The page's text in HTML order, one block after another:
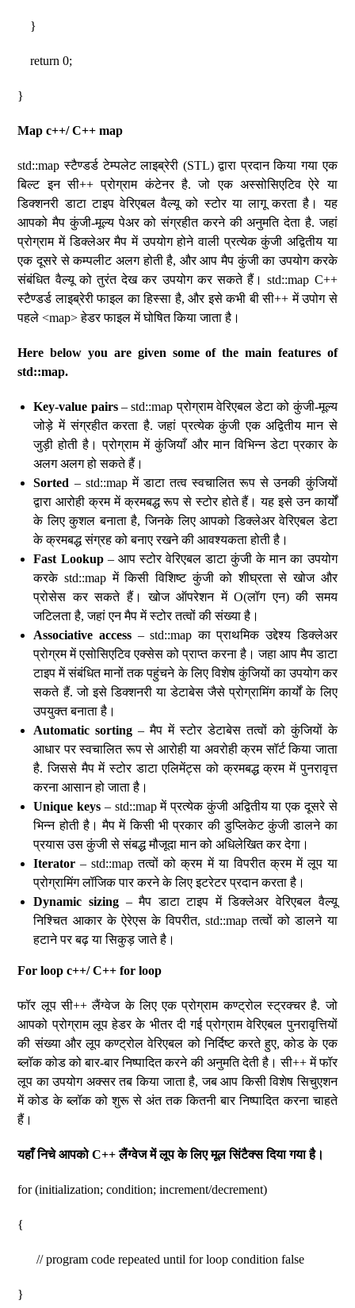
}
return 0;
}
Map c++/ C++ map
std::map स्टैण्डर्ड टेम्पलेट लाइब्रेरी (STL) द्वारा प्रदान किया गया एक
बिल्ट इन सी++ प्रोग्राम कंटेनर है. जो एक अस्सोसिएटिव ऐरे या
डिक्शनरी डाटा टाइप वेरिएबल वैल्यू को स्टोर या लागू करता है। यह
आपको मैप कुंजी-मूल्य पेअर को संग्रहीत करने की अनुमति देता है. जहां
प्रोग्राम में डिक्लेअर मैप में उपयोग होने वाली प्रत्येक कुंजी अद्वितीय या
एक दूसरे से कम्पलीट अलग होती है, और आप मैप कुंजी का उपयोग करके
संबंधित वैल्यू को तुरंत देख कर उपयोग कर सकते हैं। std::map C++
स्टैण्डर्ड लाइब्रेरी फाइल का हिस्सा है, और इसे कभी बी सी++ में उपोग से
पहले <map> हेडर फाइल में घोषित किया जाता है।
Here below you are given some of the main features of
std::map.
Key-value pairs– std::map प्रोग्राम वेरिएबल डेटा को कुंजी-मूल्य
जोड़े में संग्रहीत करता है. जहां प्रत्येक कुंजी एक अद्वितीय मान से
जुड़ी होती है। प्रोग्राम में कुंजियाँ और मान विभिन्न डेटा प्रकार के
अलग अलग हो सकते हैं।
Sorted – std::map में डाटा तत्व स्वचालित रूप से उनकी कुंजियों
द्वारा आरोही क्रम में क्रमबद्ध रूप से स्टोर होते हैं। यह इसे उन कार्यों
के लिए कुशल बनाता है, जिनके लिए आपको डिक्लेअर वेरिएबल डेटा
के क्रमबद्ध संग्रह को बनाए रखने की आवश्यकता होती है।
Fast Lookup– आप स्टोर वेरिएबल डाटा कुंजी के मान का उपयोग
करके std::map में किसी विशिष्ट कुंजी को शीघ्रता से खोज और
प्रोसेस कर सकते हैं। खोज ऑपरेशन में O(लॉग एन) की समय
जटिलता है, जहां एन मैप में स्टोर तत्वों की संख्या है।
Associative access – std::map का प्राथमिक उद्देश्य डिक्लेअर
प्रोग्रम में एसोसिएटिव एक्सेस को प्राप्त करना है। जहा आप मैप डाटा
टाइप में संबंधित मानों तक पहुंचने के लिए विशेष कुंजियों का उपयोग कर
सकते हैं. जो इसे डिक्शनरी या डेटाबेस जैसे प्रोग्रामिंग कार्यों के लिए
उपयुक्त बनाता है।
Automatic sorting – मैप में स्टोर डेटाबेस तत्वों को कुंजियों के
आधार पर स्वचालित रूप से आरोही या अवरोही क्रम सॉर्ट किया जाता
है. जिससे मैप में स्टोर डाटा एलिमेंट्स को क्रमबद्ध क्रम में पुनरावृत्त
करना आसान हो जाता है।
Unique keys – std::map में प्रत्येक कुंजी अद्वितीय या एक दूसरे से
भिन्न होती है। मैप में किसी भी प्रकार की डुप्लिकेट कुंजी डालने का
प्रयास उस कुंजी से संबद्ध मौजूदा मान को अधिलेखित कर देगा।
Iterator – std::map तत्वों को क्रम में या विपरीत क्रम में लूप या
प्रोग्रामिंग लॉजिक पार करने के लिए इटरेटर प्रदान करता है।
Dynamic sizing– मैप डाटा टाइप में डिक्लेअर वेरिएबल वैल्यू
निश्चित आकार के ऐरेएस के विपरीत, std::map तत्वों को डालने या
हटाने पर बढ़ या सिकुड़ जाते है।
For loop c++/ C++ for loop
फॉर लूप सी++ लैंग्वेज के लिए एक प्रोग्राम कण्ट्रोल स्ट्रक्चर है. जो
आपको प्रोग्राम लूप हेडर के भीतर दी गई प्रोग्राम वेरिएबल पुनरावृत्तियों
की संख्या और लूप कण्ट्रोल वेरिएबल को निर्दिष्ट करते हुए, कोड के एक
ब्लॉक कोड को बार-बार निष्पादित करने की अनुमति देती है। सी++ में फॉर
लूप का उपयोग अक्सर तब किया जाता है, जब आप किसी विशेष सिचुएशन
में कोड के ब्लॉक को शुरू से अंत तक कितनी बार निष्पादित करना चाहते
हैं।
यहाँ निचे आपकोC++लैंग्वेज में लूप के लिए मूल सिंटैक्स दिया गया है।
for (initialization; condition; increment/decrement)
{
// program code repeated until for loop condition false
}